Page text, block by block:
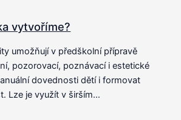
vytvoříme?
umožňují v předškolní přípravě
pozorovací, poznávací i estetické
dovednosti dětí i formovat
Lze je využít v širším…